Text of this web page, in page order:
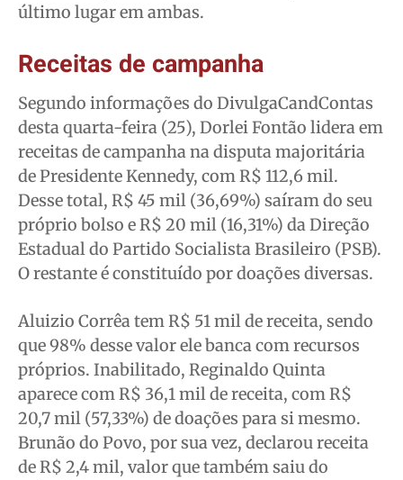
último lugar em ambas.
Receitas de campanha
Segundo informações do DivulgaCandContas
desta quarta-feira (25), Dorlei Fontão lidera em
receitas de campanha na disputa majoritária
de Presidente Kennedy, com R$ 112,6 mil.
Desse total, R$ 45 mil (36,69%) saíram do seu
próprio bolso e R$ 20 mil (16,31%) da Direção
Estadual do Partido Socialista Brasileiro (PSB).
O restante é constituído por doações diversas.
Aluizio Corrêa tem R$ 51 mil de receita, sendo
que 98% desse valor ele banca com recursos
próprios. Inabilitado, Reginaldo Quinta
aparece com R$ 36,1 mil de receita, com R$
20,7 mil (57,33%) de doações para si mesmo.
Brunão do Povo, por sua vez, declarou receita
de R$ 2,4 mil, valor que também saiu do